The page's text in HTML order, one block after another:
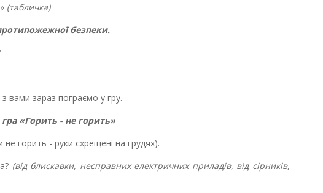
(табличка)
безпеки.
вами зараз пограємо у гру.
«Горить - не горить»
горить - руки схрещені на грудях).
(від блискавки, несправних електричних приладів, від сірників,